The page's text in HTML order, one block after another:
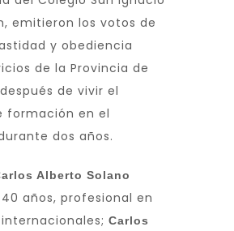
emitieron los votos de
y obediencia
de la Provincia de
de vivir el
formación en el
dos años.
Alberto Solano
años, profesional en
Carlos